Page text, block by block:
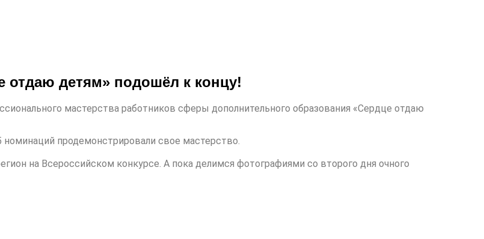
отдаю детям» подошёл к концу!
мастерства работников сферы дополнительного образования «Сердце отдаю
продемонстрировали свое мастерство.
на Всероссийском конкурсе. А пока делимся фотографиями со второго дня очного